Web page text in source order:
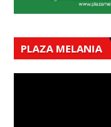
PLAZA MELANIA